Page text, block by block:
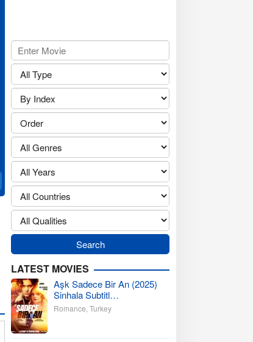
LATEST MOVIES
Aşk Sadece Bir An (2025)
Sinhala Subtitl…
Romance Turkey